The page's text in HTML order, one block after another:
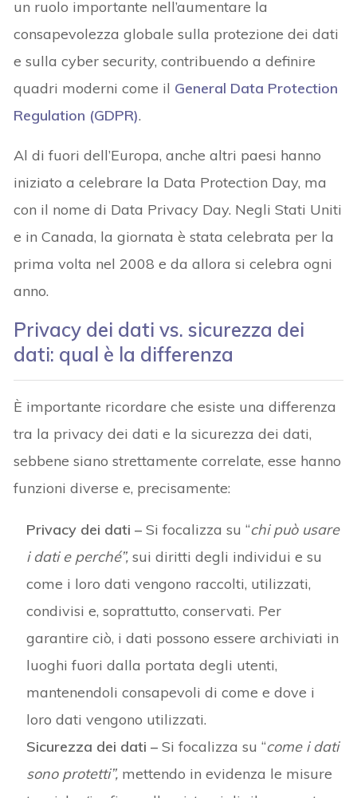
un ruolo importante nell’aumentare la
consapevolezza globale sulla protezione dei dati
e sulla cyber security, contribuendo a definire
quadri moderni come il General Data Protection
Regulation (GDPR).
Al di fuori dell’Europa, anche altri paesi hanno
iniziato a celebrare la Data Protection Day, ma
con il nome di Data Privacy Day. Negli Stati Uniti
e in Canada, la giornata è stata celebrata per la
prima volta nel 2008 e da allora si celebra ogni
anno.
Privacy dei dati vs. sicurezza dei
dati: qual è la differenza
È importante ricordare che esiste una differenza
tra la privacy dei dati e la sicurezza dei dati,
sebbene siano strettamente correlate, esse hanno
funzioni diverse e, precisamente:
Privacy dei dati –Si focalizza su “chi può usare
i dati e perché”, sui diritti degli individui e su
come i loro dati vengono raccolti, utilizzati,
condivisi e, soprattutto, conservati. Per
garantire ciò, i dati possono essere archiviati in
luoghi fuori dalla portata degli utenti,
mantenendoli consapevoli di come e dove i
loro dati vengono utilizzati.
Sicurezza dei dati –Si focalizza su “come i dati
sono protetti”, mettendo in evidenza le misure